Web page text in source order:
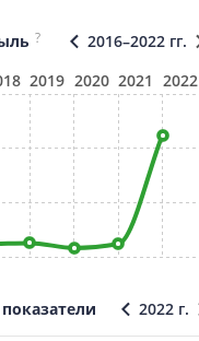
?
2016–2022 гг.
2019 2020 2021 2022
2022 г.